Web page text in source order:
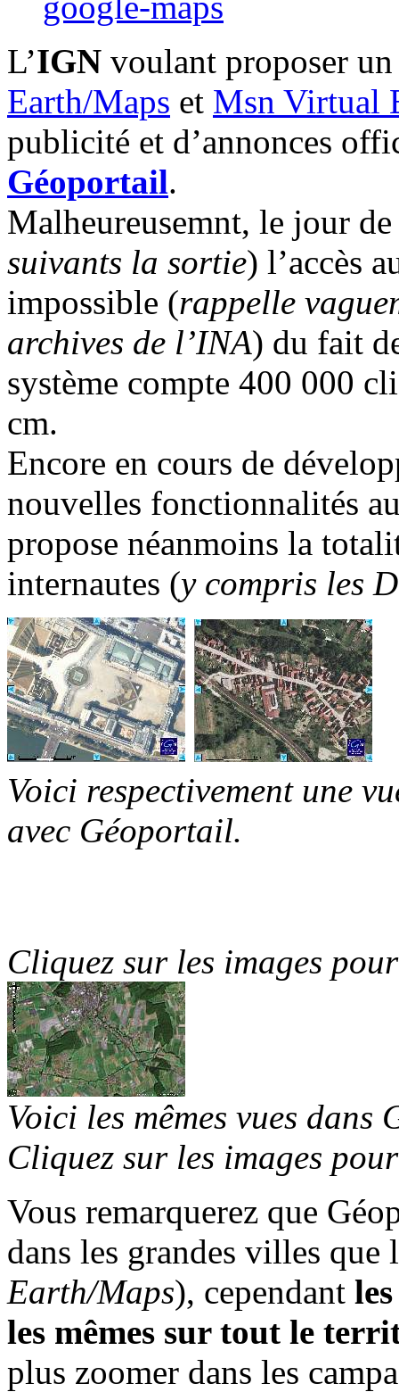
L’IGN voulant proposer
Earth/Maps et Msn Virtual
publicité et d’annonces
Géoportail.
Malheureusemnt, le jour
suivants la sortie) l’accès
impossible (rappelle
archives de l’INA) du fait
système compte 400 000
cm.
Encore en cours de
nouvelles fonctionnalités
propose néanmoins la
internautes (y compris les
Voici respectivement une
avec Géoportail.
Cliquez sur les images
Voici les mêmes vues dans
Cliquez sur les images
Vous remarquerez que
dans les grandes villes que
Earth/Maps), cependant
les mêmes sur tout le
plus zoomer dans les